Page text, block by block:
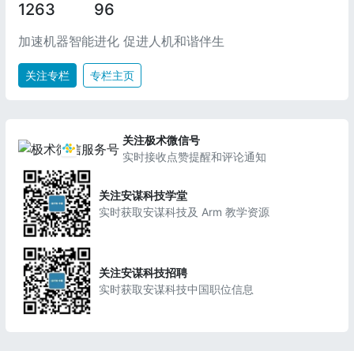
1263 96
加速机器智能进化 促进人机和谐伴生
关注专栏 专栏主页
关注极术微信号
实时接收点赞提醒和评论通知
关注安谋科技学堂
实时获取安谋科技及 Arm 教学资源
关注安谋科技招聘
实时获取安谋科技中国职位信息